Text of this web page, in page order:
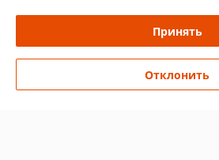
Доставка и оплата
Принять
Отклонить